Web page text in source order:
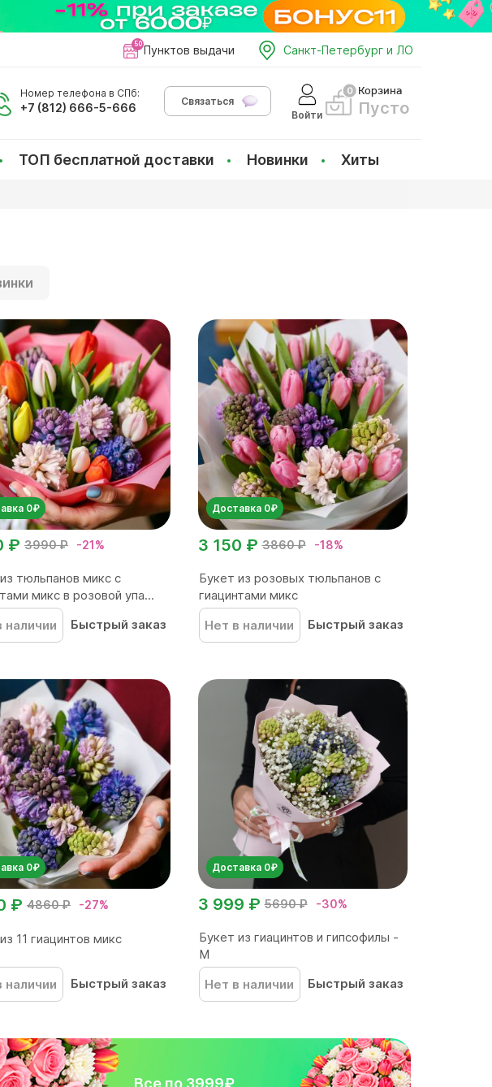
Пунктов выдачи Санкт-Петербург и ЛО
Номер телефона в СПб:
+7 (812) 666-5-666
Связаться
Войти
Корзина
Пусто
ТОП бесплатной доставки Новинки Хиты
0₽
3990 ₽ -21%
₽
тюльпанов микс с
микс в розовой упа...
наличии
Быстрый заказ
Доставка 0₽
3860 ₽ -18%
3 150 ₽
Букет из розовых тюльпанов с
гиацинтами микс
Нет в наличии
Быстрый заказ
0₽
4860 ₽ -27%
₽
11 гиацинтов микс
наличии Быстрый заказ
Доставка 0₽
5690 ₽ -30%
3 999 ₽
Букет из гиацинтов и гипсофилы -
М
Нет в наличии
Быстрый заказ
Все по 3999₽